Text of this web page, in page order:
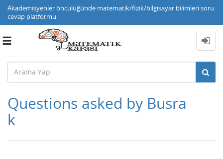
Akademisyenler öncülüğünde matematik/fizik/bilgisayar bilimleri soru
cevap platformu
Toggle
Questions asked by Busra
k